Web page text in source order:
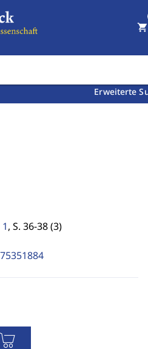
Erweiterte
shopping_cart
, S. 36-38 (3)